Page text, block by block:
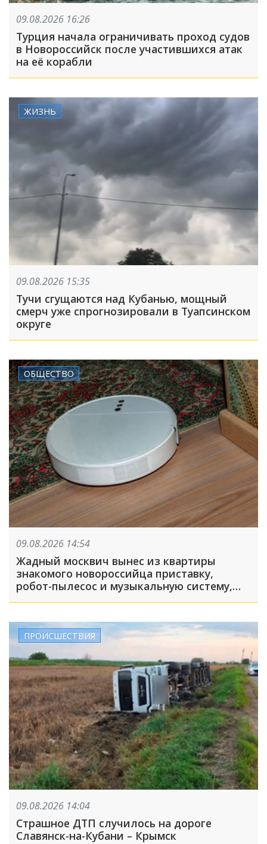
09.08.2026 16:26
Турция начала ограничивать проход судов
в Новороссийск после участившихся атак
на её корабли
ЖИЗНЬ
09.08.2026 15:35
Тучи сгущаются над Кубанью, мощный
смерч уже спрогнозировали в Туапсинском
округе
ОБЩЕСТВО
09.08.2026 14:54
Жадный москвич вынес из квартиры
знакомого новороссийца приставку,
робот-пылесос и музыкальную систему,
пока его подельник отвлекал хозяина
ПРОИСШЕСТВИЯ
09.08.2026 14:04
Страшное ДТП случилось на дороге
Славянск-на-Кубани – Крымск